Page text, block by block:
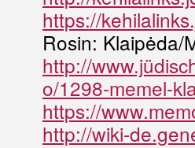
https://
Rosin: Klaipėda/
http://
o/1298-memel-
https://
http://wiki-